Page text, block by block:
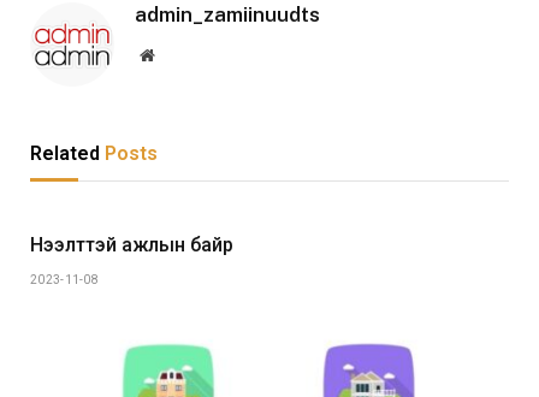
admin_zamiinuudts
Website
Related Posts
Нээлттэй ажлын байр
2023-11-08